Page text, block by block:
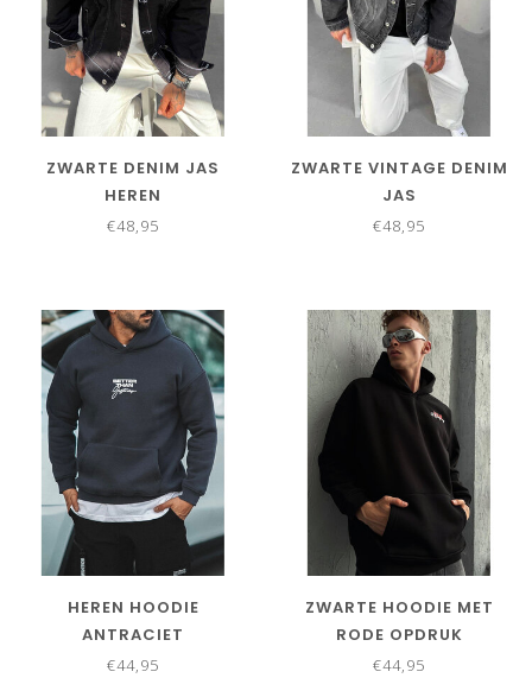
ZWARTE DENIM JAS
HEREN
€48,95
ZWARTE VINTAGE DENIM
JAS
€48,95
HEREN HOODIE
ANTRACIET
€44,95
ZWARTE HOODIE MET
RODE OPDRUK
€44,95